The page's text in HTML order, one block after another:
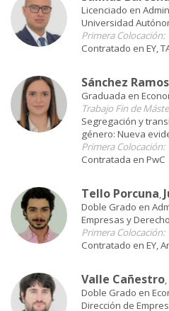
Licenciado en
Universidad
Primera Colocación:
Contratado en EY,
Sánchez Ramos
Graduada en
Trabajo Fin de
Segregación y
género: Nueva
Primera Colocación:
Contratada en PwC
Tello Porcuna,
Doble Grado en
Empresas y
Primera Colocación:
Contratado en EY,
Valle Cañestro,
Doble Grado en
Dirección de